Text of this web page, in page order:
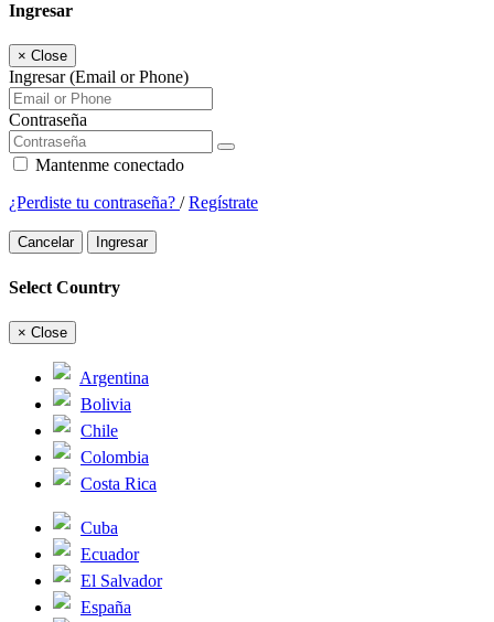
Ingresar
× Close
Ingresar (Email or Phone)
Contraseña
Mantenme conectado
¿Perdiste tu contraseña? /Regístrate
Cancelar Ingresar
Select Country
× Close
Argentina
Bolivia
Chile
Colombia
Costa Rica
Cuba
Ecuador
El Salvador
España